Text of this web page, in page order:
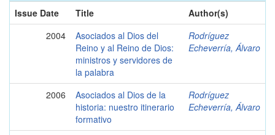
Issue Date
Title
Author(s)
2004
Asociados al Dios del
Reino y al Reino de Dios:
ministros y servidores de
la palabra
Rodríguez
Echeverría, Álvaro
2006
Asociados al Dios de la
historia: nuestro itinerario
formativo
Rodríguez
Echeverría, Álvaro